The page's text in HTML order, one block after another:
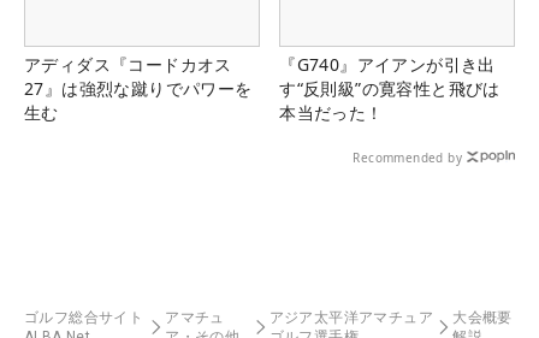
アディダス『コードカオス
27』は強烈な蹴りでパワーを
生む
『G740』アイアンが引き出
す“反則級”の寛容性と飛びは
本当だった！
Recommended by
ゴルフ総合サイト
アマチュ
アジア太平洋アマチュア
大会概要